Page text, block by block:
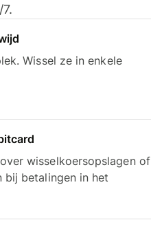
Wissel ze in enkele
wisselkoersopslagen of
bij betalingen in het